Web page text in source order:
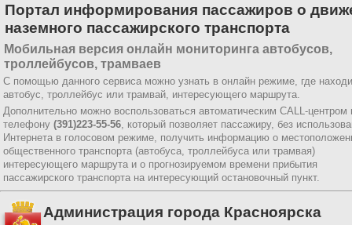
Портал информирования пассажиров о
наземного пассажирского транспорта
Мобильная версия онлайн мониторинга автобусов,
троллейбусов, трамваев
С помощью данного сервиса можно узнать в онлайн режиме, где
автобус, троллейбус или трамвай, интересующего маршрута.
Дополнительно можно воспользоваться автоматическим CALL-центром
телефону (391)223-55-56, который позволяет пассажиру, без
Интернета в голосовом режиме, получить информацию о
общественного транспорта (автобуса, троллейбуса или трамвая)
интересующего маршрута и о прогнозируемом времени прибытия
пассажирского транспорта на интересующий остановочный пункт.
Администрация города Красноярска